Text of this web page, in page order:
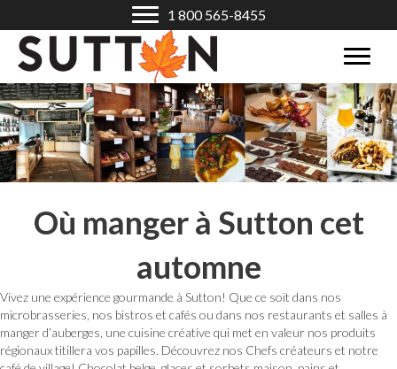
1 800 565-8455
Où manger à Sutton cet
automne
Vivez une expérience gourmande à Sutton! Que ce soit dans nos
microbrasseries, nos bistros et cafés ou dans nos restaurants et salles à
manger d’auberges, une cuisine créative qui met en valeur nos produits
régionaux titillera vos papilles. Découvrez nos Chefs créateurs et notre